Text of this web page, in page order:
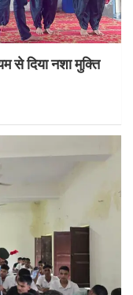
से दिया नशा मुक्ति